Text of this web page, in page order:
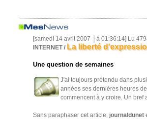
[samedi 14 avril 2007 ├á 01:36:14] Lu
INTERNET / La liberté
Une question de semaines
J'ai toujours prétendu dans
années ses dernières heures
commencent à y croire. Un bref
Sans paraphaser cet article, journaldunet